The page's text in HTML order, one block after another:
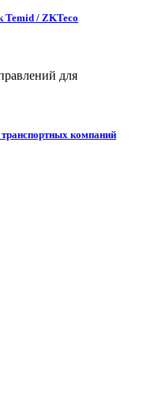
Temid / ZKTeco
компаний